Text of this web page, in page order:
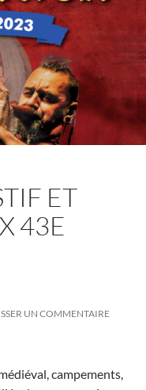
ET
43E
UN COMMENTAIRE
campements,